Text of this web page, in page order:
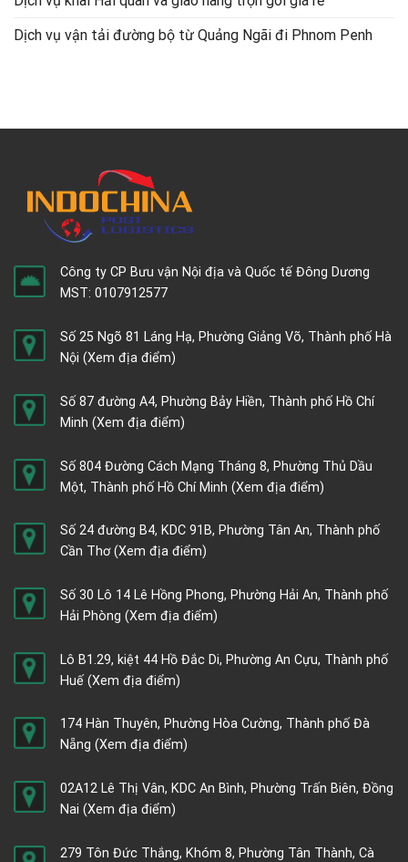
Dịch vụ vận tải đường bộ từ Quảng Ngãi đi Phnom Penh
Công ty CP Bưu vận Nội địa và Quốc tế Đông Dương
MST: 0107912577
Số 25 Ngõ 81 Láng Hạ, Phường Giảng Võ, Thành phố Hà
Nội (Xem địa điểm)
Số 87 đường A4, Phường Bảy Hiền, Thành phố Hồ Chí
Minh (Xem địa điểm)
Số 804 Đường Cách Mạng Tháng 8, Phường Thủ Dầu
Một, Thành phố Hồ Chí Minh (Xem địa điểm)
Số 24 đường B4, KDC 91B, Phường Tân An, Thành phố
Cần Thơ(Xem địa điểm)
Số 30 Lô 14 Lê Hồng Phong, Phường Hải An, Thành phố
Hải Phòng (Xem địa điểm)
Lô B1.29, kiệt 44 Hồ Đắc Di, Phường An Cựu, Thành phố
Huế (Xem địa điểm)
174 Hàn Thuyên, Phường Hòa Cường, Thành phố Đà
Nẵng (Xem địa điểm)
02A12 Lê Thị Vân, KDC An Bình, Phường Trấn Biên, Đồng
Nai (Xem địa điểm)
279 Tôn Đức Thắng, Khóm 8, Phường Tân Thành, Cà